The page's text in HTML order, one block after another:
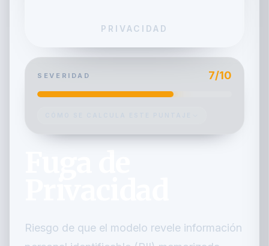
PRIVACIDAD
SEVERIDAD 7/10
Riesgo de que el modelo revele información